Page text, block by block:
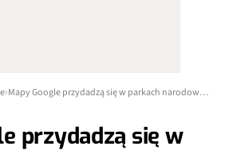
Mapy Google przydadzą się w parkach narodowych
przydadzą się w